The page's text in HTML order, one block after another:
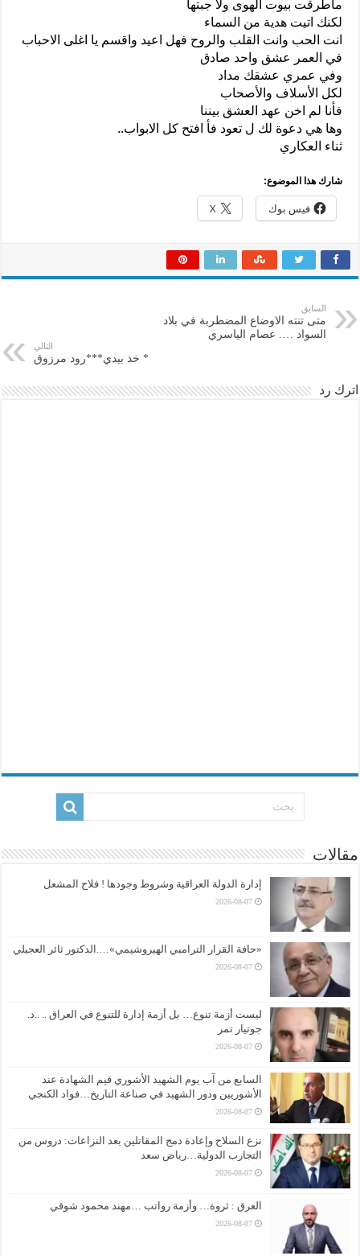
ماطرقت بيوت الهوى ولا جبتها
لكنك اتيت هدية من السماء
انت الحب وانت القلب والروح فهل اعيد واقسم يا اغلى الاحباب
في العمر عشق واحد صادق
وفي عمري عشقك مداد
لكل الأسلاف والأصحاب
فأنا لم اخن عهد العشق بيننا
وها هي دعوة لك ل تعود فأ افتح كل الابواب..
ثناء العكاري
شارك هذا الموضوع:
فيس بوك X
السابق
متى تنته الاوضاع المضطربة في بلاد
السواد …. عصام الياسري
التالي
* خذ بيدي***رود مرزوق
اترك رد
مقالات
إدارة الدولة العراقية وشروط وجودها ! فلاح المشعل
2026-08-07
«حافة القرار الترامبي الهيروشيمي»….الدكتور ثائر العجيلي
2026-08-07
ليست أزمة تنوع… بل أزمة إدارة للتنوع في العراق .. ..د.
جوتيار تمر
2026-08-07
السابع من آب يوم الشهيد الأشوري قيم الشهادة عند
الأشوريين ودور الشهيد في صناعة التاريخ…فواد الكنجي
2026-08-07
نزع السلاح وإعادة دمج المقاتلين بعد النزاعات: دروس من
التجارب الدولية…رياض سعد
2026-08-07
العرق : ثروة… وأزمة رواتب …مهند محمود شوقي
2026-08-07